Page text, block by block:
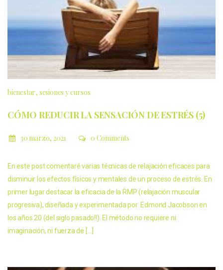
bienestar sesiones y cursos
CÓMO REDUCIR LA SENSACIÓN DE ESTRÉS (5)
30 marzo, 2021 0 Comments
En este post comentaré varias técnicas de relajación eficaces para
disminuir los efectos físicos y mentales de un proceso de estrés. En
primer lugar destacar la eficacia de la RMP (relajación muscular
progresiva), diseñada y experimentada por Edmond Jacobson en
los años 20 (del siglo pasado!!). El método no requiere ni
imaginación, ni fuerza de […]